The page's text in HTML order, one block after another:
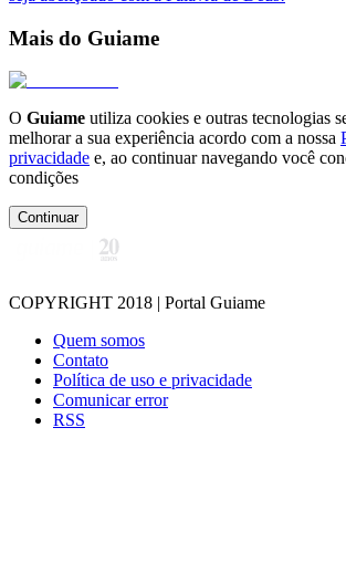
Mais do Guiame
O Guiame utiliza cookies e outras tecnologias
melhorar a sua experiência acordo com a nossa
privacidade e, ao continuar navegando você
condições
Continuar
COPYRIGHT 2018 | Portal Guiame
Quem somos
Contato
Política de uso e privacidade
Comunicar error
RSS